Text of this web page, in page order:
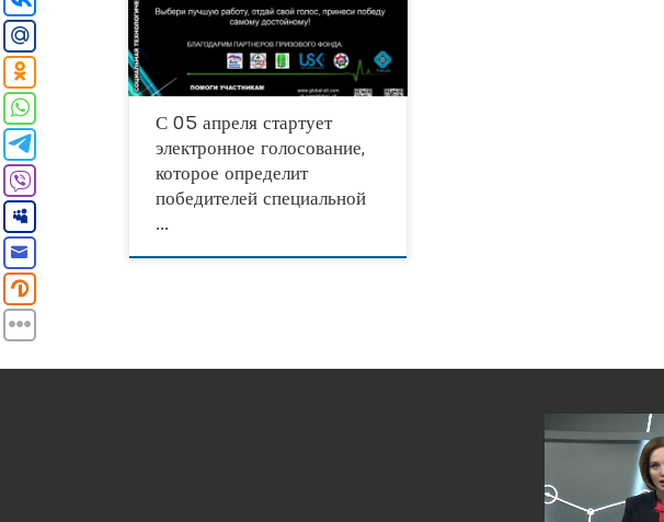
проживания и творческих навыков могли
отправить свои рисунки, видеоролики,
художественные и
С 05 апреля стартует
электронное голосование,
которое определит
победителей специальной
…